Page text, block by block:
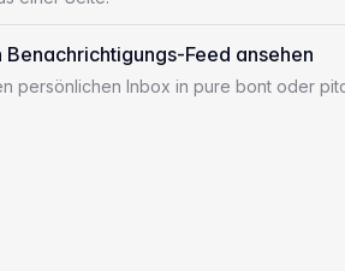
Benachrichtigungs-Feed ansehen
persönlichen Inbox in pure bont oder